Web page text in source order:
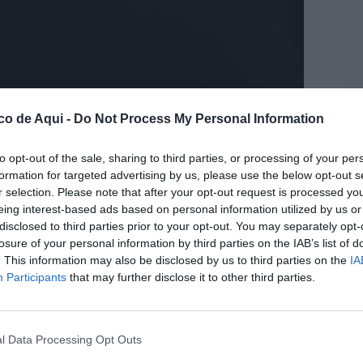
de Aqui - Do Not Process My Personal Information
opt-out of the sale, sharing to third parties, or processing of your
for targeted advertising by us, please use the below opt-out
selection. Please note that after your opt-out request is processed
interest-based ads based on personal information utilized by us
to third parties prior to your opt-out. You may separately
of your personal information by third parties on the IAB’s list of
This information may also be disclosed by us to third parties on the
Participants that may further disclose it to other third parties.
Data Processing Opt Outs
fuente preferida de Google de forma gratuita.
de secundaria en el aula es un factor
educativo. Desde el primer día de clase, el
del docente a partir de múltiples
aula, su tono de voz, la forma en que se
entre lo que dice y lo que hace, y la
de conflicto. Esta imagen, lejos de ser
el clima de trabajo, en la motivación del